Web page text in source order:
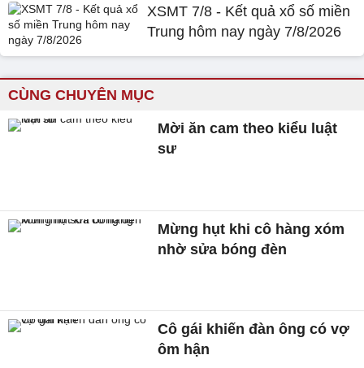
XSMT 7/8 - Kết quả xổ số miền
Trung hôm nay ngày 7/8/2026
CÙNG CHUYÊN MỤC
Mời ăn cam theo kiểu luật
sư
Mừng hụt khi cô hàng xóm
nhờ sửa bóng đèn
Cô gái khiến đàn ông có vợ
ôm hận